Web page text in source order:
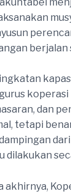
berjalan
dan
tetapi
dilakukan
akhirnya,